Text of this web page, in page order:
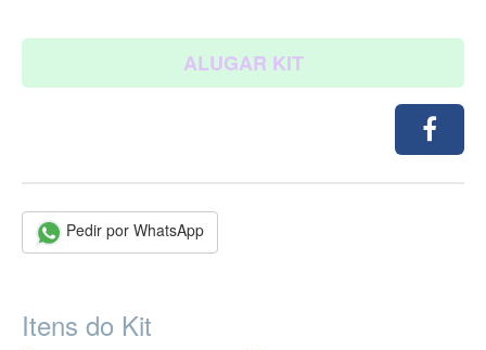
ALUGAR KIT
Pedir por WhatsApp
Itens do Kit